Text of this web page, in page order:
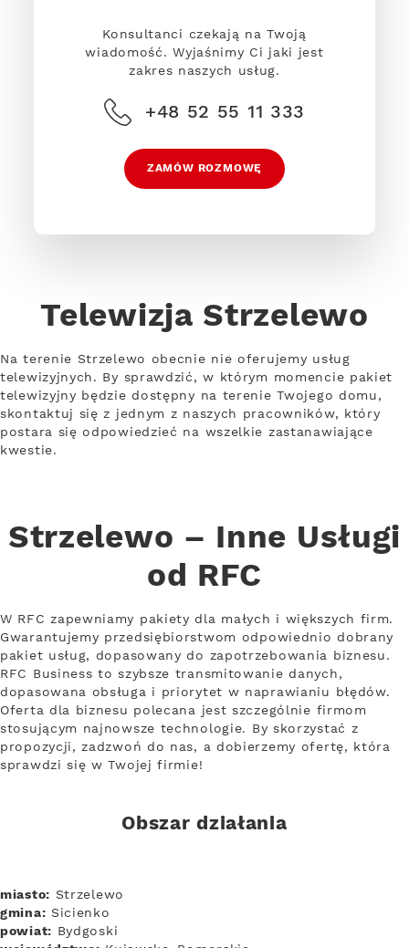
Konsultanci czekają na Twoją
wiadomość. Wyjaśnimy Ci jaki jest
zakres naszych usług.
+48 52 55 11 333
ZAMÓW ROZMOWĘ
Telewizja Strzelewo
Na terenie Strzelewo obecnie nie oferujemy usług
telewizyjnych. By sprawdzić, w którym momencie pakiet
telewizyjny będzie dostępny na terenie Twojego domu,
skontaktuj się z jednym z naszych pracowników, który
postara się odpowiedzieć na wszelkie zastanawiające
kwestie.
Strzelewo – Inne Usługi
od RFC
W RFC zapewniamy pakiety dla małych i większych firm.
Gwarantujemy przedsiębiorstwom odpowiednio dobrany
pakiet usług, dopasowany do zapotrzebowania biznesu.
RFC Business to szybsze transmitowanie danych,
dopasowana obsługa i priorytet w naprawianiu błędów.
Oferta dla biznesu polecana jest szczególnie firmom
stosującym najnowsze technologie. By skorzystać z
propozycji, zadzwoń do nas, a dobierzemy ofertę, która
sprawdzi się w Twojej firmie!
Obszar działania
miasto: Strzelewo
gmina: Sicienko
powiat: Bydgoski